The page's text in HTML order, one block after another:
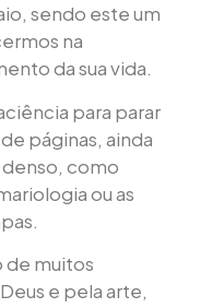
sendo este um
na
da sua vida.
para parar
páginas, ainda
denso, como
ou as
de muitos
e pela arte,